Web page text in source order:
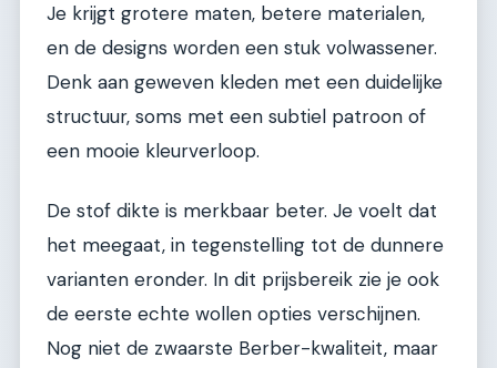
Je krijgt grotere maten, betere materialen,
en de designs worden een stuk volwassener.
Denk aan geweven kleden met een duidelijke
structuur, soms met een subtiel patroon of
een mooie kleurverloop.
De stof dikte is merkbaar beter. Je voelt dat
het meegaat, in tegenstelling tot de dunnere
varianten eronder. In dit prijsbereik zie je ook
de eerste echte wollen opties verschijnen.
Nog niet de zwaarste Berber-kwaliteit, maar